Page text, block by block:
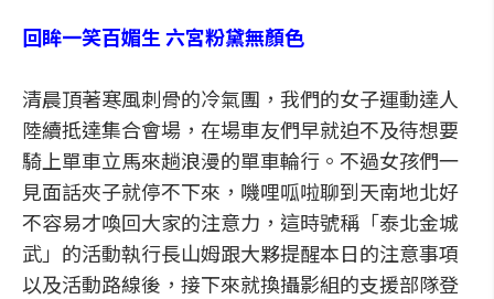
回眸一笑百媚生 六宮粉黛無顏色
清晨頂著寒風刺骨的冷氣團，我們的女子運動達人
陸續抵達集合會場，在場車友們早就迫不及待想要
騎上單車立馬來趟浪漫的單車輪行。不過女孩們一
見面話夾子就停不下來，嘰哩呱啦聊到天南地北好
不容易才喚回大家的注意力，這時號稱「泰北金城
武」的活動執行長山姆跟大夥提醒本日的注意事項
以及活動路線後，接下來就換攝影組的支援部隊登